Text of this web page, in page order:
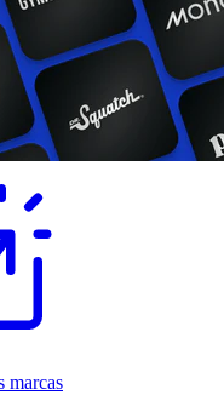
marcas